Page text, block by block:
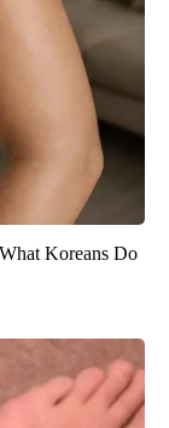
Koreans Do